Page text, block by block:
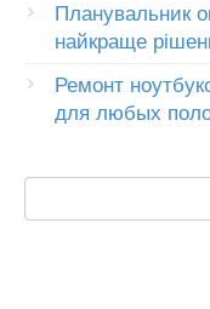
Планувальник
найкраще
Ремонт
для любых